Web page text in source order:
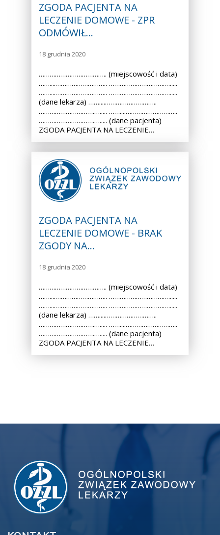
ZGODA PACJENTA NA
LECZENIE DOMOWE - ZPR
ODMÓWIŁ…
18 grudnia 2020
……………………………….. (miejscowość i data)
……....……………………….. ………………………….….....
……....……………………….. ………………………….….....
(dane lekarza) ……....………………………..
………………………….…..... ……....………………………..
………………………….…..... (dane pacjenta)
ZGODA PACJENTA NA LECZENIE…
ZGODA PACJENTA NA
LECZENIE DOMOWE - BRAK
ZGODY NA…
18 grudnia 2020
……………………………….. (miejscowość i data)
……....……………………….. ………………………….….....
……....……………………….. ………………………….….....
(dane lekarza) ……....………………………..
………………………….…..... ……....………………………..
………………………….…..... (dane pacjenta)
ZGODA PACJENTA NA LECZENIE…